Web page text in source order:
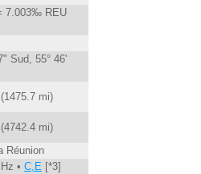
7.003‰ REU
Sud, 55° 46'
mi)
mi)
Réunion
• C,E[*3]